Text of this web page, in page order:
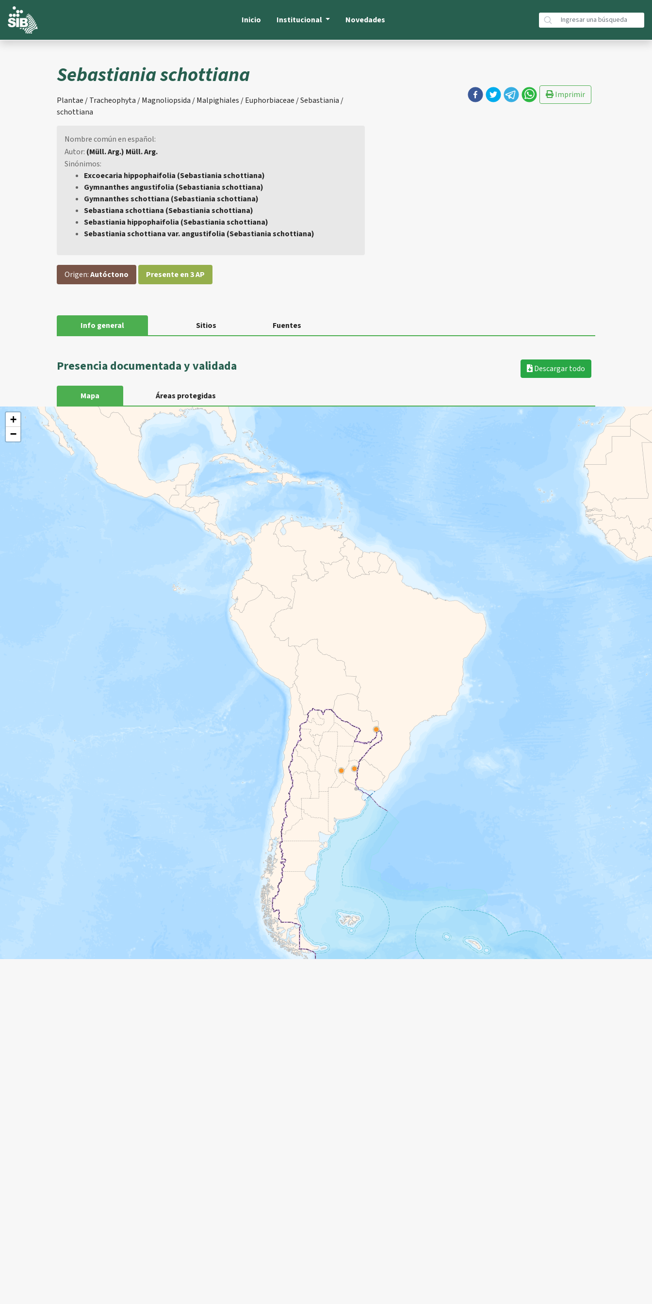
Inicio Institucional Novedades
Imprimir
Sebastiania schottiana
Plantae / Tracheophyta / Magnoliopsida / Malpighiales / Euphorbiaceae / Sebastiania /
schottiana
Nombre común en español:
Autor: (Müll. Arg.) Müll. Arg.
Sinónimos:
Excoecaria hippophaifolia (Sebastiania schottiana)
Gymnanthes angustifolia (Sebastiania schottiana)
Gymnanthes schottiana (Sebastiania schottiana)
Sebastiana schottiana (Sebastiania schottiana)
Sebastiania hippophaifolia (Sebastiania schottiana)
Sebastiania schottiana var. angustifolia (Sebastiania schottiana)
Origen:Autóctono Presente en 3 AP
Info general Sitios Fuentes
Presencia documentada y validada Descargar todo
Mapa Áreas protegidas
+
−